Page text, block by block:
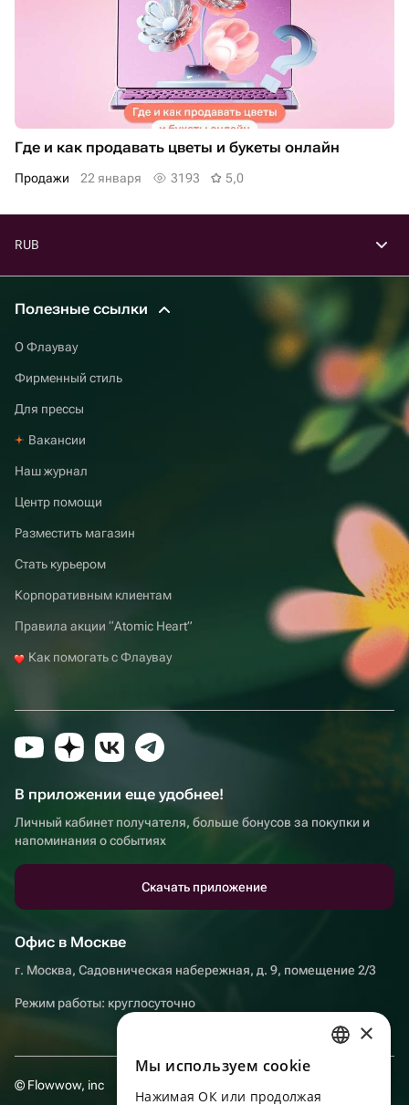
Где и как продавать цветы и букеты онлайн
продажи 22 января 3193 5,0
RUB
Полезные ссылки
О Флаувау
Фирменный стиль
Для прессы
Вакансии
Наш журнал
Центр помощи
Разместить магазин
Стать курьером
Корпоративным клиентам
Правила акции “Atomic Heart”
Как помогать с Флаувау
В приложении еще удобнее!
Личный кабинет получателя, больше бонусов за покупки и
напоминания о событиях
Скачать приложение
Офис в Москве
г. Москва, Садовническая набережная, д. 9, помещение 2/3
Режим работы: круглосуточно
© Flowwow, inc
ENGLISH
×
Мы используем сookie
Нажимая ОК или продолжая